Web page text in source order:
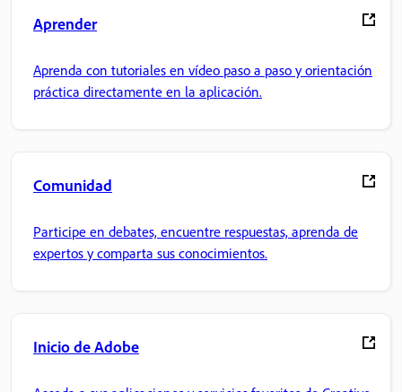
Aprender
Aprenda con tutoriales en vídeo paso a paso y orientación
práctica directamente en la aplicación.
Comunidad
Participe en debates, encuentre respuestas, aprenda de
expertos y comparta sus conocimientos.
Inicio de Adobe